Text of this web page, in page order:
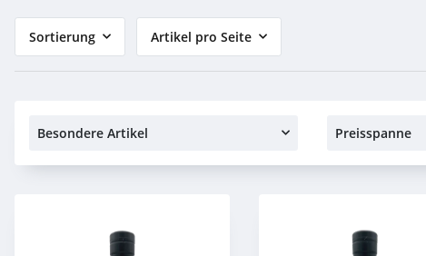
Sortierung Artikel pro Seite
Besondere Artikel Preisspanne